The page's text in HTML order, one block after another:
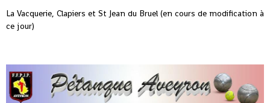
La Vacquerie, Clapiers et St Jean du Bruel (en cours de modification à
ce jour)